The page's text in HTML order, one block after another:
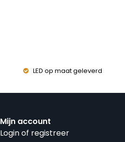
LED op maat geleverd
Mijn account
Login of registreer